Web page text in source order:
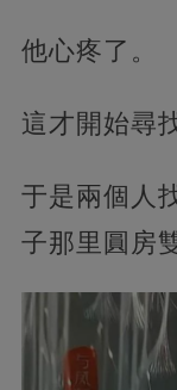
他心疼了。
這才開始尋
于是兩個人
子那里圓房